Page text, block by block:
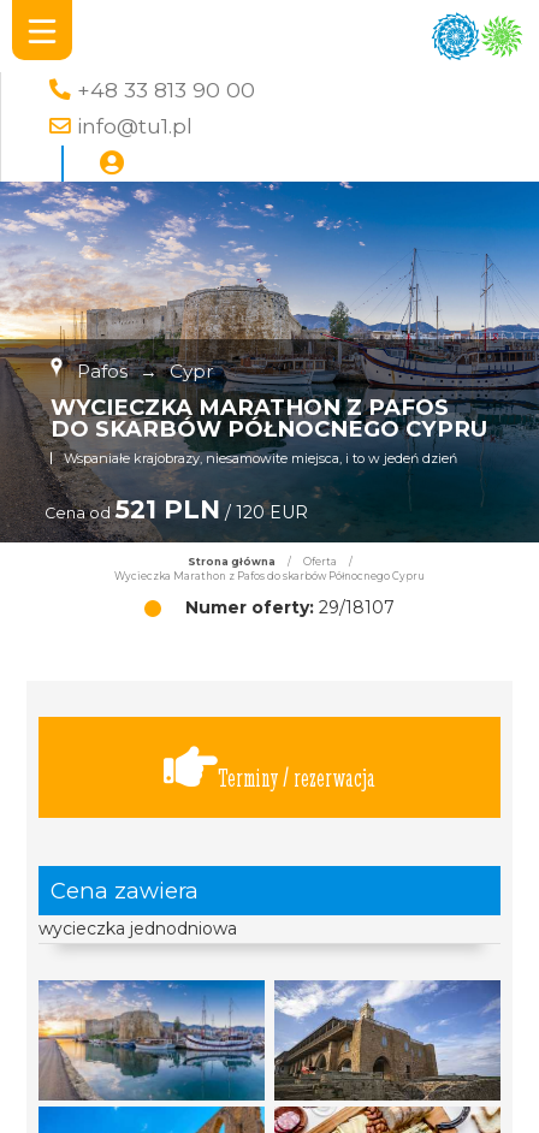
+48 33 813 90 00
info@tu1.pl
Pafos → Cypr
WYCIECZKA MARATHON Z PAFOS
DO SKARBÓW PÓŁNOCNEGO CYPRU
Wspaniałe krajobrazy, niesamowite miejsca, i to w jedeń dzień
Cena od 521 PLN/ 120 EUR
Strona główna / Oferta
/
Wycieczka Marathon z Pafos do skarbów Północnego Cypru
Numer oferty: 29/18107
Terminy / rezerwacja
Cena zawiera
wycieczka jednodniowa